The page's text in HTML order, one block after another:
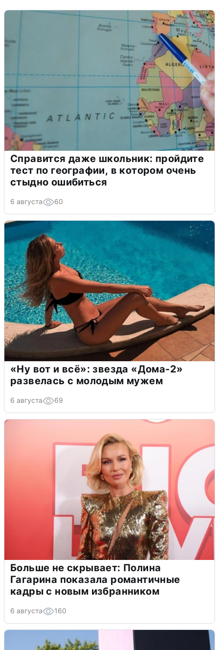
Справится даже школьник: пройдите
тест по географии, в котором очень
стыдно ошибиться
6 августа 60
«Ну вот и всё»: звезда «Дома-2»
развелась с молодым мужем
6 августа 69
Больше не скрывает: Полина
Гагарина показала романтичные
кадры с новым избранником
6 августа 160